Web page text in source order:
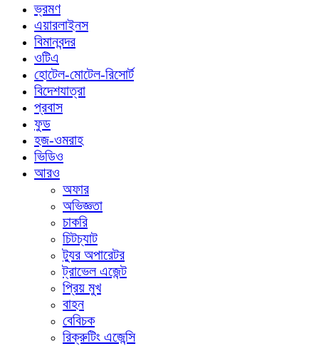
ভ্রমণ
এয়ারলাইনস
বিমানবন্দর
ওটিএ
হোটেল-মোটেল-রিসোর্ট
বিদেশযাত্রা
প্রবাস
ফুড
হজ-ওমরাহ
ভিডিও
আরও
অফার
অভিজ্ঞতা
চাকরি
চিটচ্যাট
ট্যুর অপারেটর
ট্রাভেল এজেন্ট
প্রিয় মুখ
বাহন
বেবিচক
রিক্রুটিং এজেন্সি